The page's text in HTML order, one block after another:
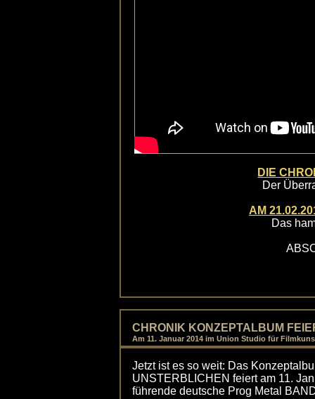
DIE
Der
AM
Das
CHRONIK KONZEPTALBUM
Am 11. Januar 2014 im Union Studio für
Jetzt ist es so weit: Das
UNSTERBLICHEN feiert am 11.
führende deutsche Prog Metal